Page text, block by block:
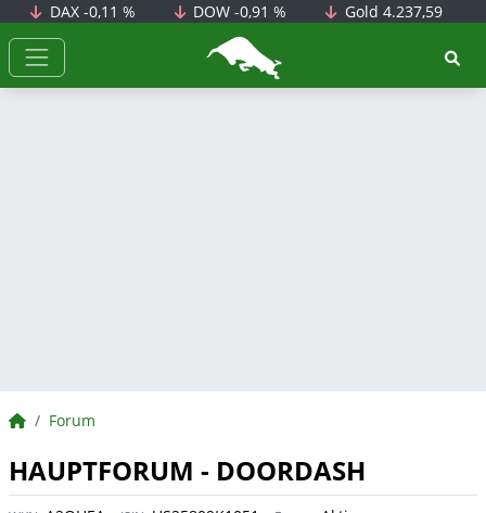
DAX -0,11 % DOW-0,91 % Gold 4.237,59
BörsenNEWS.de
BörsenNEWS.de
Forum
HAUPTFORUM - DOORDASH